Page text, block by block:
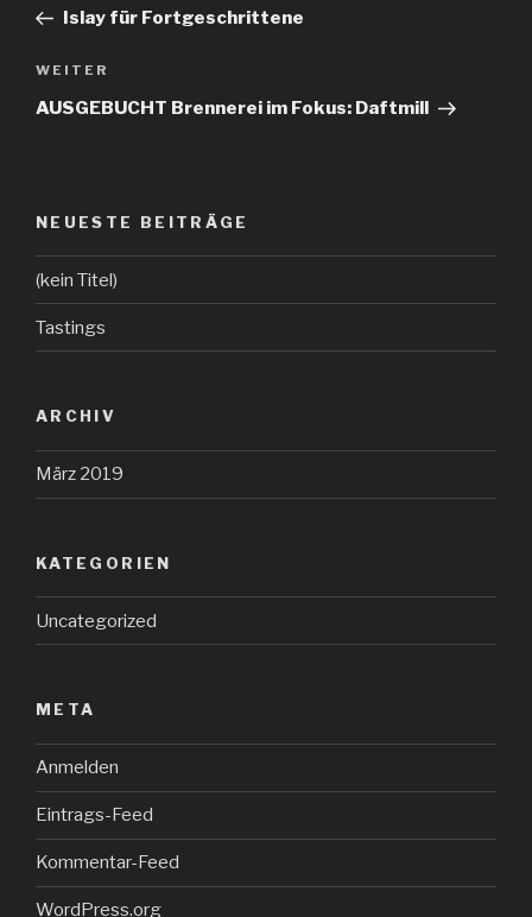
BeitragIslay für Fortgeschrittene
Nächster
Beitrag
WEITER
AUSGEBUCHT Brennerei im Fokus: Daftmill
NEUESTE BEITRÄGE
(kein Titel)
Tastings
ARCHIV
März 2019
KATEGORIEN
Uncategorized
META
Anmelden
Eintrags-Feed
Kommentar-Feed
WordPress.org